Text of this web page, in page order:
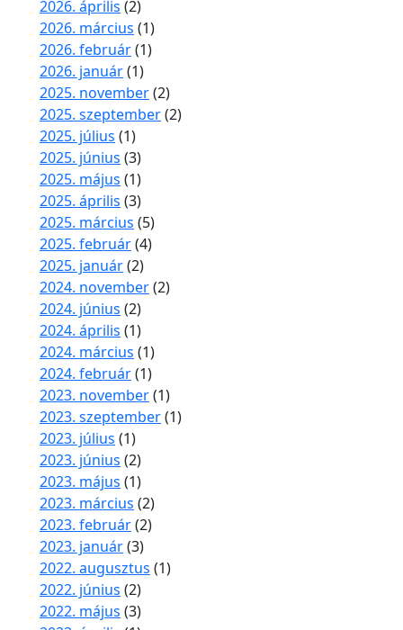
2026. április (2)
2026. március (1)
2026. február(1)
2026. január(1)
2025. november(2)
2025. szeptember(2)
2025. július (1)
2025. június (3)
2025. május (1)
2025. április (3)
2025. március (5)
2025. február(4)
2025. január(2)
2024. november(2)
2024. június (2)
2024. április (1)
2024. március (1)
2024. február(1)
2023. november(1)
2023. szeptember(1)
2023. július (1)
2023. június (2)
2023. május (1)
2023. március (2)
2023. február(2)
2023. január(3)
2022. augusztus (1)
2022. június (2)
2022. május (3)